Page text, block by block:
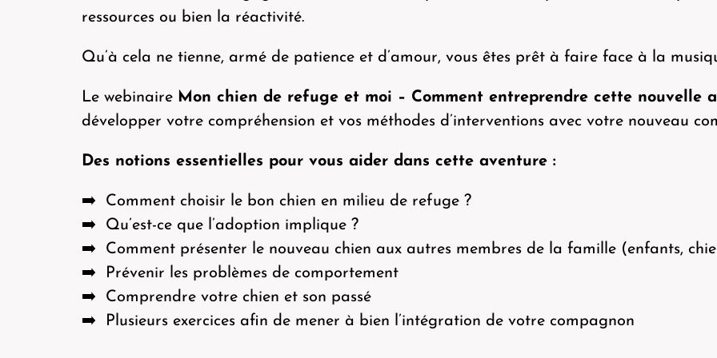
ressources ou bien la réactivité.
Qu’à cela ne tienne, armé de patience et d’amour, vous êtes prêt à faire face à la
Le webinaire Mon chien de refuge et moi – Comment entreprendre cette nouvelle
développer votre compréhension et vos méthodes d’interventions avec votre nouveau
Des notions essentielles pour vous aider dans cette aventure :
➡️ Comment choisir le bon chien en milieu de refuge ?
➡️ Qu’est-ce que l’adoption implique ?
➡️ Comment présenter le nouveau chien aux autres membres de la famille (enfants,
➡️ Prévenir les problèmes de comportement
➡️ Comprendre votre chien et son passé
➡️ Plusieurs exercices afin de mener à bien l’intégration de votre compagnon